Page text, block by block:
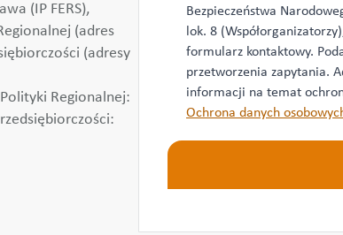
(IP FERS),
(adres
(adresy
Regionalnej:
Bezpieczeństwa
lok. 8
formularz kontaktowy.
przetworzenia zapytania.
informacji na temat
Ochrona danych